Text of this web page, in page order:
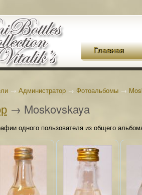
Главная
→ Администратор → Фотоальбомы →
→ Moskovskaya
одного пользователя из общего